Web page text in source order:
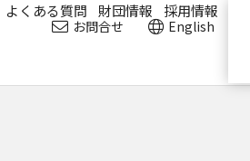
お問合せ English
よくある質問 財団情報 採用情報